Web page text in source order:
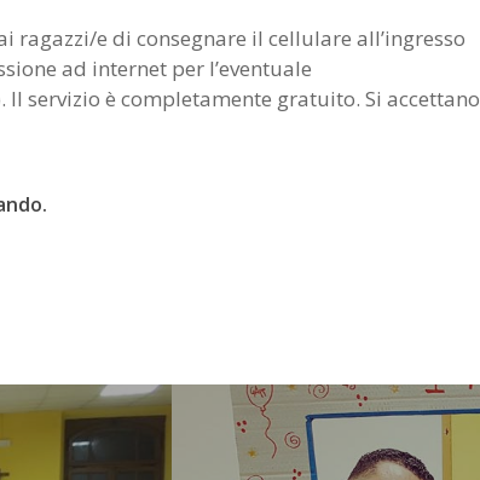
ragazzi/e di consegnare il cellulare all’ingresso
ad internet per l’eventuale
servizio è completamente gratuito. Si accettano